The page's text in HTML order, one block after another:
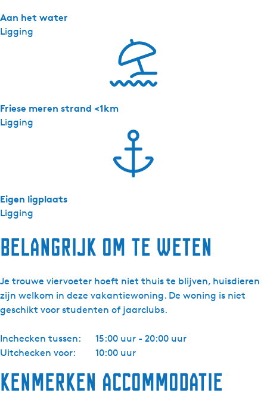
Ligging
Aan het water
Ligging
Friese meren strand <1km
Ligging
Eigen ligplaats
Belangrijk om te weten
Je trouwe viervoeter hoeft niet thuis te blijven, huisdieren
zijn welkom in deze vakantiewoning. De woning is niet
geschikt voor studenten of jaarclubs.
Inchecken tussen:
15:00 uur - 20:00 uur
Uitchecken voor:
10:00 uur
a
a
a
r
Kenmerken accommodatie